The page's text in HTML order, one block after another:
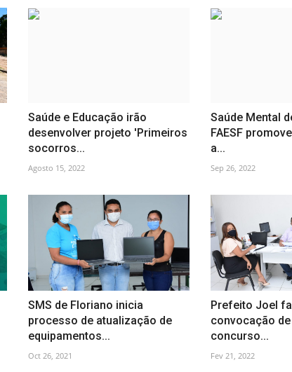
Saúde e Educação irão
desenvolver projeto 'Primeiros
socorros...
Agosto 15, 2022
Saúde Mental
FAESF
a...
Sep 26, 2022
SMS de Floriano inicia
processo de atualização de
equipamentos...
Oct 26, 2021
Prefeito Joel
convocação
concurso...
Fev 21, 2022